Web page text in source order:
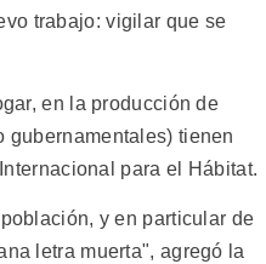
trabajo: vigilar que se
en la producción de
gubernamentales) tienen
para el Hábitat.
y en particular de
letra muerta", agregó la